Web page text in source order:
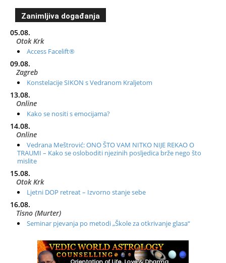
Zanimljiva događanja
05.08.
Otok Krk
Access Facelift®
09.08.
Zagreb
Konstelacije SIKON s Vedranom Kraljetom
13.08.
Online
Kako se nositi s emocijama?
14.08.
Online
Vedrana Meštrović: ONO ŠTO VAM NITKO NIJE REKAO O
TRAUMI – Kako se osloboditi njezinih posljedica brže nego što
mislite
15.08.
Otok Krk
Ljetni DOP retreat – Izvorno stanje sebe
16.08.
Tisno (Murter)
Seminar pjevanja po metodi „Škole za otkrivanje glasa“
Radionica: Pomagači iz drugih dimenzija Online – otvoreno za